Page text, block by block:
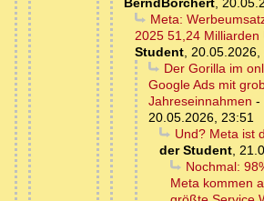
BerndBorchert,
Meta:
2025 51,24 Milliarden
Student, 20.05.2026,
Der Gorilla im
Google Ads mit
Jahreseinnahmen -
20.05.2026, 23:51
Und? Meta ist
der Student,
Nochmal:
Meta kommen